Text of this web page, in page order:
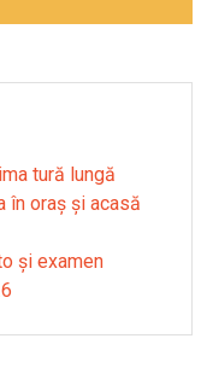
tură lungă
în oraș și acasă
și examen